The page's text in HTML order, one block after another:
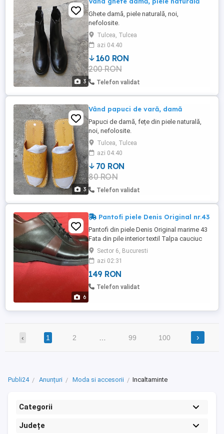
3
Ghete damă, piele naturală, noi,
nefolosite.
Tulcea, Tulcea
azi 04:40
160 RON
200 RON
Telefon validat
3
Vând papuci de vară, damă
Papuci de damă, fețe din piele naturală,
noi, nefolosite.
Tulcea, Tulcea
azi 04:40
70 RON
80 RON
Telefon validat
6
Pantofi piele Denis Original nr.43
Pantofi din piele Denis Original marime 43
Fata din pile interior textil Talpa cauciuc
Lungime interior 28 cm
Sector 6, Bucuresti
azi 02:31
149 RON
Telefon validat
‹ 1 2 99 100 ›
Publi24 Anunțuri Moda si accesorii Incaltaminte
Categorii
Județe